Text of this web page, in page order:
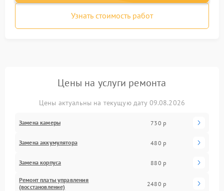
Узнать стоимость работ
Цены на услуги ремонта
Цены актуальны на текущую дату 09.08.2026
Замена камеры 730 р
Замена аккумулятора 480 р
Замена корпуса 880 р
Ремонт платы управления
(восстановление)
2480 р